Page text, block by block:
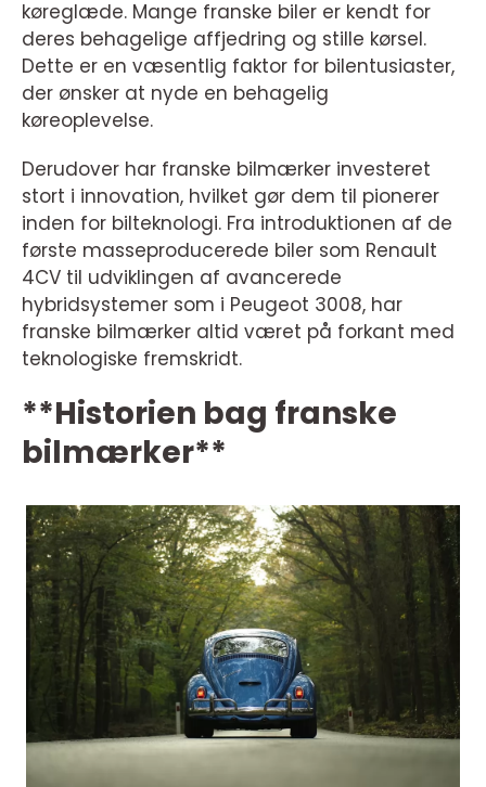
køreglæde. Mange franske biler er kendt for
deres behagelige affjedring og stille kørsel.
Dette er en væsentlig faktor for bilentusiaster,
der ønsker at nyde en behagelig
køreoplevelse.
Derudover har franske bilmærker investeret
stort i innovation, hvilket gør dem til pionerer
inden for bilteknologi. Fra introduktionen af de
første masseproducerede biler som Renault
4CV til udviklingen af avancerede
hybridsystemer som i Peugeot 3008, har
franske bilmærker altid været på forkant med
teknologiske fremskridt.
**Historien bag franske
bilmærker**